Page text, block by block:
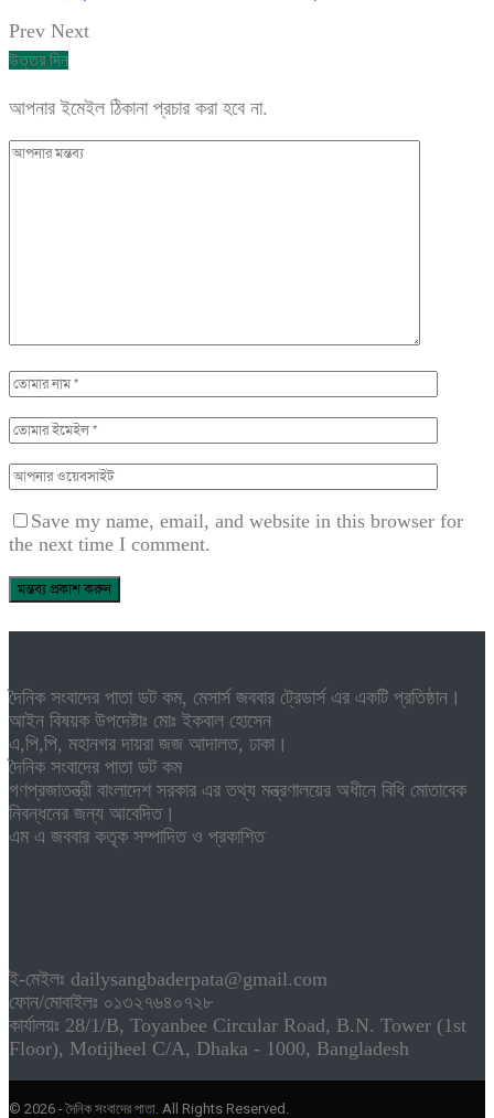
Prev Next
উত্তর দিন
আপনার ইমেইল ঠিকানা প্রচার করা হবে না.
Save my name, email, and website in this browser for
the next time I comment.
দৈনিক সংবাদের পাতা ডট কম, মেসার্স জববার ট্রেডার্স এর একটি প্রতিষ্ঠান।
আইন বিষয়ক উপদেষ্টাঃ মোঃ ইকবাল হোসেন
এ,পি,পি, মহানগর দায়রা জজ আদালত, ঢাকা।
দৈনিক সংবাদের পাতা ডট কম
গণপ্রজাতন্ত্রী বাংলাদেশ সরকার এর তথ্য মন্ত্রণালয়ের অধীনে বিধি মোতাবেক
নিবন্ধনের জন্য আবেদিত।
এম এ জববার কতৃক সম্পাদিত ও প্রকাশিত
ই-মেইলঃ dailysangbaderpata@gmail.com
ফোন/মোবাইলঃ ০১৩২৭৬৪০৭২৮
কার্যালয়ঃ 28/1/B, Toyanbee Circular Road, B.N. Tower (1st
Floor), Motijheel C/A, Dhaka - 1000, Bangladesh
© 2026 - দৈনিক সংবাদের পাতা. All Rights Reserved.